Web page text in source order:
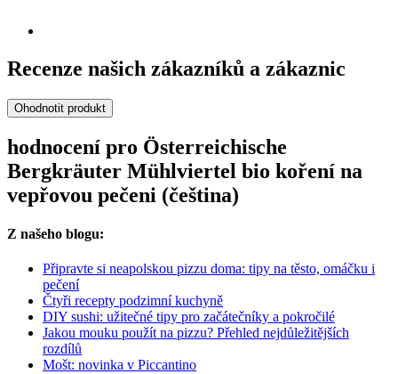
Recenze našich zákazníků a zákaznic
Ohodnotit produkt
hodnocení pro Österreichische
Bergkräuter Mühlviertel bio koření na
vepřovou pečeni (čeština)
Z našeho blogu:
Připravte si neapolskou pizzu doma: tipy na těsto, omáčku i
pečení
Čtyři recepty podzimní kuchyně
DIY sushi: užitečné tipy pro začátečníky a pokročilé
Jakou mouku použít na pizzu? Přehled nejdůležitějších
rozdílů
Mošt: novinka v Piccantino